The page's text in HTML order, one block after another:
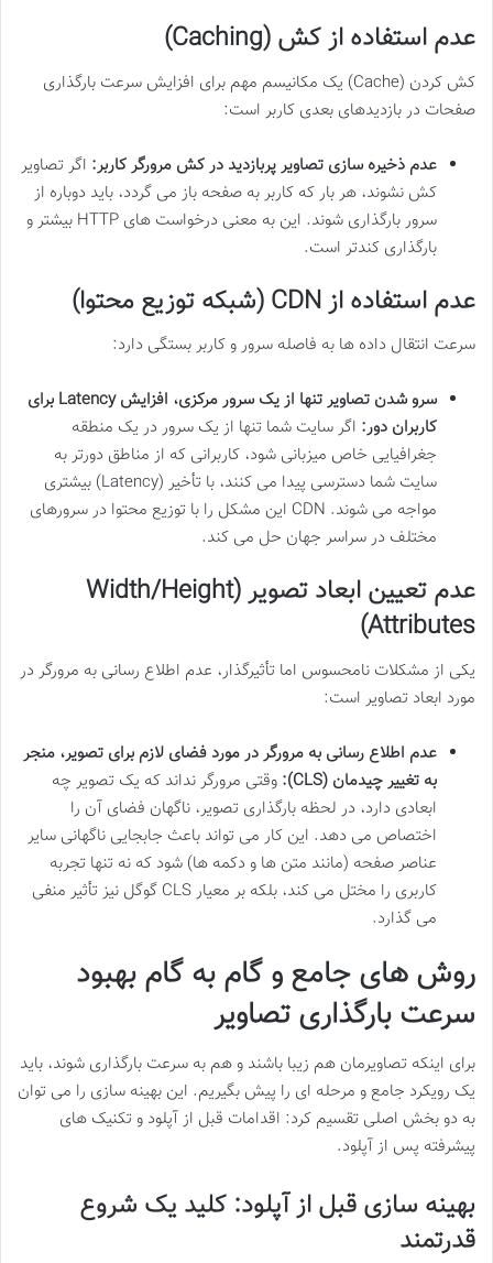
عدم استفاده از کش (Caching)
کش کردن (Cache) یک مکانیسم مهم برای افزایش سرعت بارگذاری
صفحات در بازدیدهای بعدی کاربر است:
عدم ذخیره سازی تصاویر پربازدید در کش مرورگر کاربر: اگر تصاویر
کش نشوند، هر بار که کاربر به صفحه باز می گردد، باید دوباره از
سرور بارگذاری شوند. این به معنی درخواست های HTTP بیشتر و
بارگذاری کندتر است.
عدم استفاده از CDN (شبکه توزیع محتوا)
سرعت انتقال داده ها به فاصله سرور و کاربر بستگی دارد:
سرو شدن تصاویر تنها از یک سرور مرکزی، افزایش Latency برای
کاربران دور: اگر سایت شما تنها از یک سرور در یک منطقه
جغرافیایی خاص میزبانی شود، کاربرانی که از مناطق دورتر به
سایت شما دسترسی پیدا می کنند، با تأخیر (Latency) بیشتری
مواجه می شوند. CDN این مشکل را با توزیع محتوا در سرورهای
مختلف در سراسر جهان حل می کند.
عدم تعیین ابعاد تصویر (Width/Height
Attributes)
یکی از مشکلات نامحسوس اما تأثیرگذار، عدم اطلاع رسانی به مرورگر در
مورد ابعاد تصاویر است:
عدم اطلاع رسانی به مرورگر در مورد فضای لازم برای تصویر، منجر
به تغییر چیدمان (CLS):
وقتی مرورگر نداند که یک تصویر چه
ابعادی دارد، در لحظه بارگذاری تصویر، ناگهان فضای آن را
اختصاص می دهد. این کار می تواند باعث جابجایی ناگهانی سایر
عناصر صفحه (مانند متن ها و دکمه ها) شود که نه تنها تجربه
کاربری را مختل می کند، بلکه بر معیار CLS گوگل نیز تأثیر منفی
می گذارد.
روش های جامع و گام به گام بهبود
سرعت بارگذاری تصاویر
برای اینکه تصاویرمان هم زیبا باشند و هم به سرعت بارگذاری شوند، باید
یک رویکرد جامع و مرحله ای را پیش بگیریم. این بهینه سازی را می توان
به دو بخش اصلی تقسیم کرد: اقدامات قبل از آپلود و تکنیک های
پیشرفته پس از آپلود.
بهینه سازی قبل از آپلود: کلید یک شروع
قدرتمند